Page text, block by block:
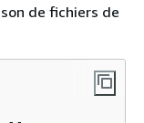
de fichiers de